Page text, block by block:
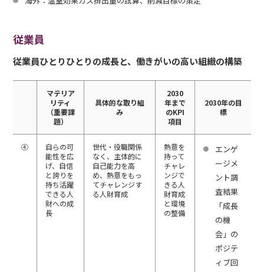
従業員
従業員ひとりひとりの成長と、働きがいの高い組織の構築
マテリア
リティ
（重要課
題）
具体的な取り組
み
2030
年まで
のKPI
項目
2030年の目
標
④
自らの可
能性を広
げ、自信
と誇りを
持ち活躍
できる人
財への成
長
世代・役職関係
なく、主体的に
自己能力を高
め、熱意をもっ
てチャレンジす
る人財育成
熱意を
持って
チャレ
ンジで
きる人
財育成
と環境
の整備
エンゲ
ージメ
ント調
査結果
「成長
の機
会」の
ポジテ
ィブ回